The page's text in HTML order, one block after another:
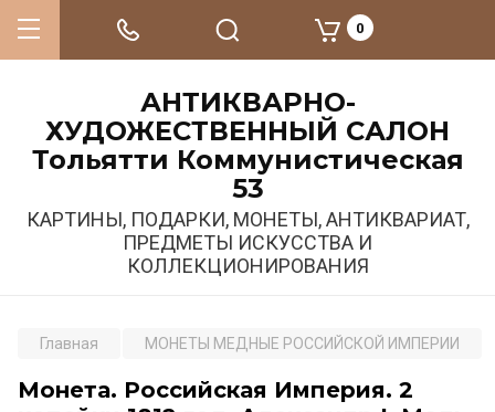
АНТИКВАРНО-
ХУДОЖЕСТВЕННЫЙ САЛОН
Тольятти Коммунистическая
53
КАРТИНЫ, ПОДАРКИ, МОНЕТЫ, АНТИКВАРИАТ,
ПРЕДМЕТЫ ИСКУССТВА И
КОЛЛЕКЦИОНИРОВАНИЯ
0
Главная МОНЕТЫ МЕДНЫЕ РОССИЙСКОЙ ИМПЕРИИ
Монета. Российская Империя. 2